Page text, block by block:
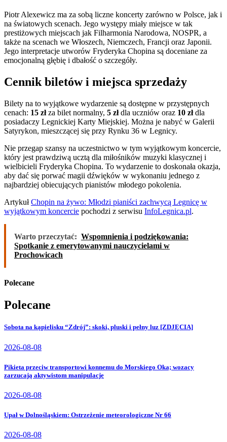
Piotr Alexewicz ma za sobą liczne koncerty zarówno w Polsce, jak i
na światowych scenach. Jego występy miały miejsce w tak
prestiżowych miejscach jak Filharmonia Narodowa, NOSPR, a
także na scenach we Włoszech, Niemczech, Francji oraz Japonii.
Jego interpretacje utworów Fryderyka Chopina są doceniane za
emocjonalną głębię i dbałość o szczegóły.
Cennik biletów i miejsca sprzedaży
Bilety na to wyjątkowe wydarzenie są dostępne w przystępnych
cenach: 15 złza bilet normalny, 5 złdla uczniów oraz 10 złdla
posiadaczy Legnickiej Karty Miejskiej. Można je nabyć w Galerii
Satyrykon, mieszczącej się przy Rynku 36 w Legnicy.
Nie przegap szansy na uczestnictwo w tym wyjątkowym koncercie,
który jest prawdziwą ucztą dla miłośników muzyki klasycznej i
wielbicieli Fryderyka Chopina. To wydarzenie to doskonała okazja,
aby dać się porwać magii dźwięków w wykonaniu jednego z
najbardziej obiecujących pianistów młodego pokolenia.
ArtykułChopin na żywo: Młodzi pianiści zachwycą Legnicę w
wyjątkowym koncercie pochodzi z serwisu InfoLegnica.pl.
Warto przeczytać: Wspomnienia i podziękowania:
Spotkanie z emerytowanymi nauczycielami w
Prochowicach
Polecane
Polecane
Sobota na kąpielisku “Zdrój”: skoki, pluski i pełny luz [ZDJĘCIA]
2026-08-08
Pikieta przeciw transportowi konnemu do Morskiego Oka; wozacy
zarzucają aktywistom manipulacje
2026-08-08
Upał w Dolnośląskiem: Ostrzeżenie meteorologiczne Nr 66
2026-08-08